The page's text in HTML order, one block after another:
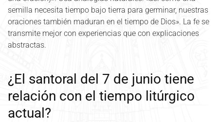
semilla necesita tiempo bajo tierra para germinar, nuestras
oraciones también maduran en el tiempo de Dios». La fe se
transmite mejor con experiencias que con explicaciones
abstractas.
¿El santoral del 7 de junio tiene
relación con el tiempo litúrgico
actual?